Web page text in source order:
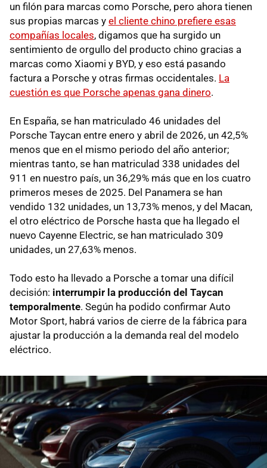
un filón para marcas como Porsche, pero ahora tienen
sus propias marcas y el cliente chino prefiere esas
compañías locales, digamos que ha surgido un
sentimiento de orgullo del producto chino gracias a
marcas como Xiaomi y BYD, y eso está pasando
factura a Porsche y otras firmas occidentales. La
cuestión es que Porsche apenas gana dinero.
En España, se han matriculado 46 unidades del
Porsche Taycan entre enero y abril de 2026, un 42,5%
menos que en el mismo periodo del año anterior;
mientras tanto, se han matriculad 338 unidades del
911 en nuestro país, un 36,29% más que en los cuatro
primeros meses de 2025. Del Panamera se han
vendido 132 unidades, un 13,73% menos, y del Macan,
el otro eléctrico de Porsche hasta que ha llegado el
nuevo Cayenne Electric, se han matriculado 309
unidades, un 27,63% menos.
Todo esto ha llevado a Porsche a tomar una difícil
decisión: interrumpir la producción del Taycan
temporalmente. Según ha podido confirmar Auto
Motor Sport, habrá varios de cierre de la fábrica para
ajustar la producción a la demanda real del modelo
eléctrico.